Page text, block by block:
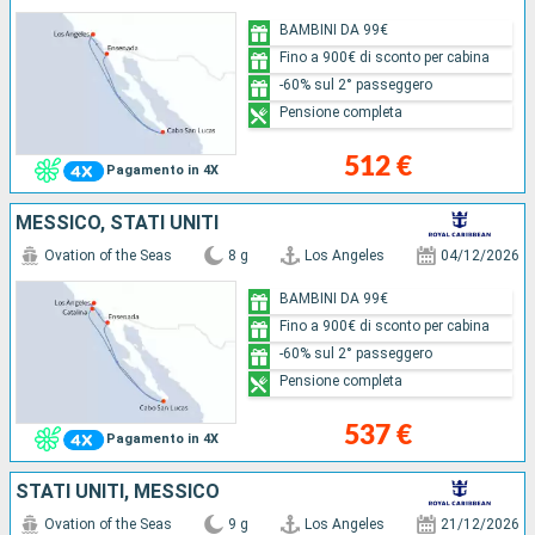
Pagamento in 4X 512 €
BAMBINI DA 99€
Fino a 900€ di sconto per cabina
-60% sul 2° passeggero
Pensione completa
MESSICO, STATI UNITI
Pagamento in 4X
Ovation of the Seas 8 g Los Angeles 04/12/2026
537 €
BAMBINI DA 99€
Fino a 900€ di sconto per cabina
-60% sul 2° passeggero
Pensione completa
STATI UNITI, MESSICO
Ovation of the Seas 9 g Los Angeles 21/12/2026